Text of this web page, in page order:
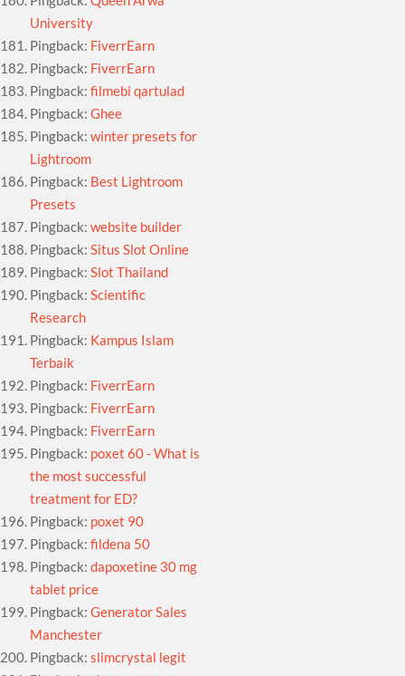
University
Pingback: FiverrEarn
Pingback: FiverrEarn
Pingback:filmebi qartulad
Pingback:Ghee
Pingback:winter presets for
Lightroom
Pingback: Best Lightroom
Presets
Pingback:website builder
Pingback: Situs Slot Online
Pingback: Slot Thailand
Pingback: Scientific
Research
Pingback: Kampus Islam
Terbaik
Pingback: FiverrEarn
Pingback: FiverrEarn
Pingback: FiverrEarn
Pingback: poxet 60 - What is
the most successful
treatment for ED?
Pingback: poxet 90
Pingback:fildena 50
Pingback:dapoxetine 30 mg
tablet price
Pingback:Generator Sales
Manchester
Pingback:slimcrystal legit